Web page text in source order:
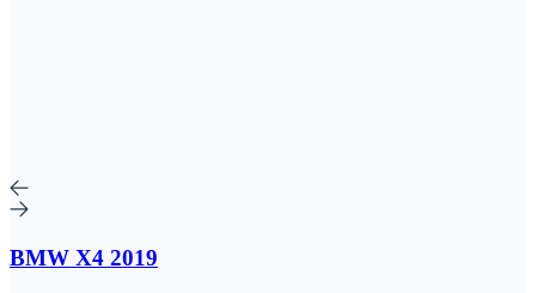
BMW X4 2019